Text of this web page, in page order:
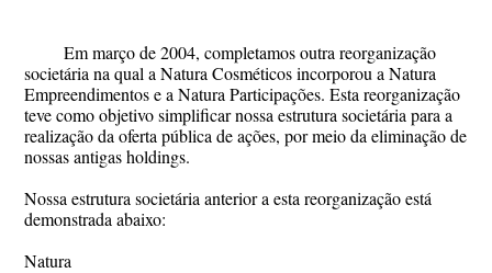
Em março de 2004, completamos outra reorganização
societária na qual a Natura Cosméticos incorporou a Natura
Empreendimentos e a Natura Participações. Esta reorganização
teve como objetivo simplificar nossa estrutura societária para a
realização da oferta pública de ações, por meio da eliminação de
nossas antigas holdings.
Nossa estrutura societária anterior a esta reorganização está
demonstrada abaixo:
Natura